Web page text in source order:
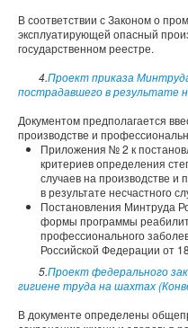
В соответствии с Законом о
эксплуатирующей опасный
государственном реестре.
4.Проект приказа
пострадавшего в результате
Документом предполагается
производстве и
Приложения № 2 к
критериев определения
случаев на производстве
в результате несчастного
Постановления Минтруда
формы программы
профессионального
Российской Федерации от
5.Проект федерального
гигиене труда на шахтах
В документе определены